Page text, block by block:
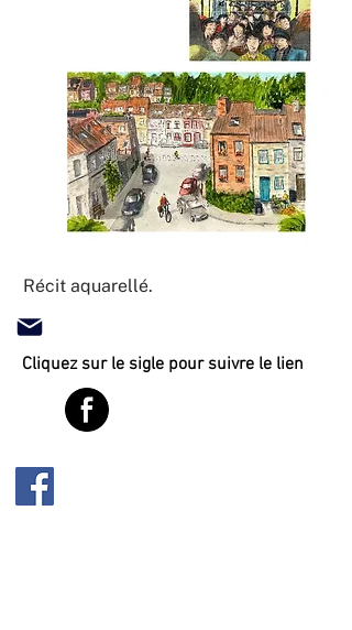
Récit aquarellé.
Cliquez sur le sigle pour suivre le lien